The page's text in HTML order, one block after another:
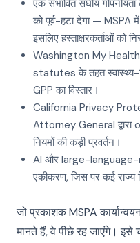
एक संभावित संघीय
को पूर्व-हटा देगा —
इसलिए हस्ताक्षरकर्ताओं को
Washington My
statutes के तहत स्वास्थ्य-
GPP का विस्तार।
California Privacy
Attorney General
नियमों की कड़ी प्रवर्तन।
AI और large-language-
एकीकरण, जिस पर कई राज्य
जो प्रकाशक MSPA
मानते हैं, वे पीछे रह जाएंगे।